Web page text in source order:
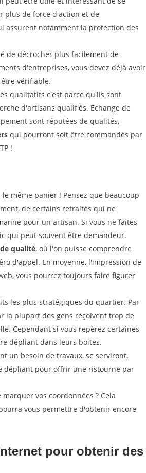
plus de force d'action et de
assurent notamment la protection des
de décrocher plus facilement de
d'entreprises, vous devez déjà avoir
vérifiable.
qualitatifs c'est parce qu'ils sont
d'artisans qualifiés. Echange de
sont réputées de qualités,
qui pourront soit être commandés par
!
même panier ! Pensez que beaucoup
de certains retraités qui ne
pour un artisan. Si vous ne faites
qui peut souvent être demandeur.
qualité, où l'on puisse comprendre
d'appel. En moyenne, l'impression de
vous pourrez toujours faire figurer
les plus stratégiques du quartier. Par
la plupart des gens reçoivent trop de
Cependant si vous repérez certaines
dépliant dans leurs boites.
un besoin de travaux, se serviront.
dépliant pour offrir une ristourne par
vos coordonnées ? Cela
vous permettre d'obtenir encore
pour obtenir des